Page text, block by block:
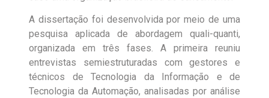
A dissertação foi desenvolvida por meio de uma
pesquisa aplicada de abordagem quali-quanti,
organizada em três fases. A primeira reuniu
entrevistas semiestruturadas com gestores e
técnicos de Tecnologia da Informação e de
Tecnologia da Automação, analisadas por análise